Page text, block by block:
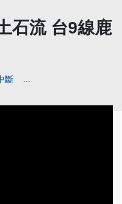
石流 台9線鹿
斷 ...